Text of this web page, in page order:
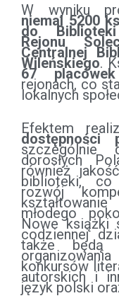
W wyniku
niemal 5200
do
Rejonu
Centralnej
Wileńskiego.
67
rejonach, co
lokalnych
Efektem
dostępności
szczególnie
dorosłych
również
biblioteki, co
rozwój
młodego
Nowe książki
codziennej
także będą
konkursów
autorskich i
język polski